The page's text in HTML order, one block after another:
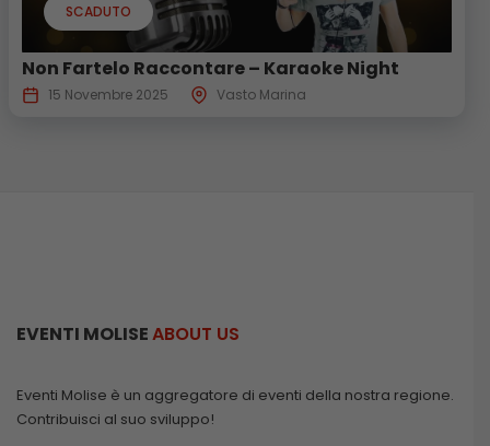
SCADUTO
Non Fartelo Raccontare – Karaoke Night
15 Novembre 2025 Vasto Marina
EVENTI MOLISEABOUT US
Eventi Molise è un aggregatore di eventi della nostra regione.
Contribuisci al suo sviluppo!